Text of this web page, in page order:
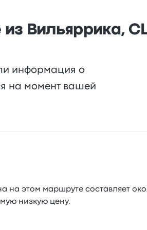
Вильяррика,
информация о
на момент вашей
на этом маршруте составляет
низкую цену.